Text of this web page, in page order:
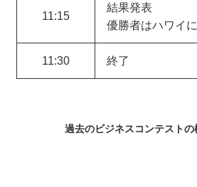
11:15
結果発表
優勝者はハワイ
11:30 終了
過去のビジネスコンテスト